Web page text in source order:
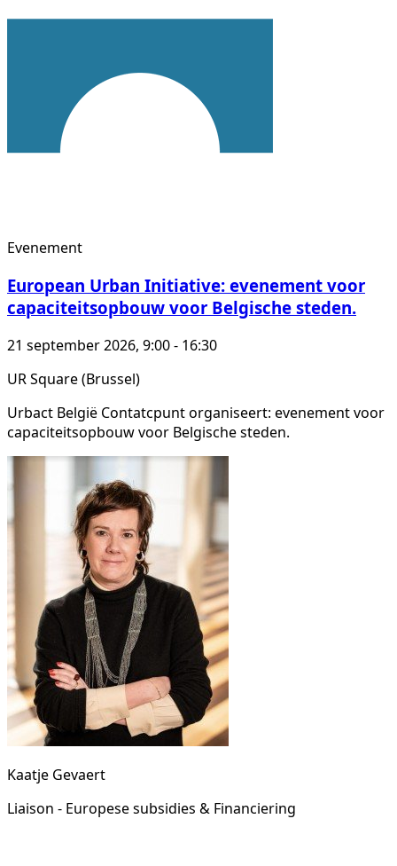
Evenement
European Urban Initiative: evenement voor
capaciteitsopbouw voor Belgische steden.
21 september 2026, 9:00 - 16:30
UR Square (Brussel)
Urbact België Contatcpunt organiseert: evenement voor
capaciteitsopbouw voor Belgische steden.
Kaatje Gevaert
Liaison - Europese subsidies & Financiering